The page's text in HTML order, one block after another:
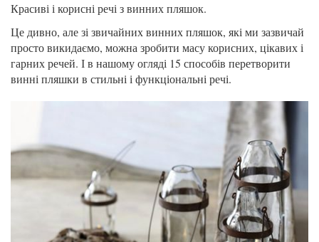
Красиві і корисні речі з винних пляшок.
Це дивно, але зі звичайних винних пляшок, які ми зазвичай
просто викидаємо, можна зробити масу корисних, цікавих і
гарних речей. І в нашому огляді 15 способів перетворити
винні пляшки в стильні і функціональні речі.